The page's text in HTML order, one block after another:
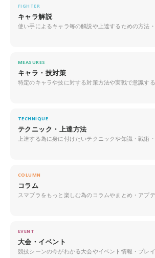
FIGHTER
キャラ解説
使い手によるキャラ毎の解説や上達するための方法
MEASURES
キャラ・技対策
特定のキャラや技に対する対策方法や実戦で意識す
TECHNIQUE
テクニック・上達方法
上達する為に身に付けたいテクニックや知識・戦術
COLUMN
コラム
スマブラをもっと楽しむ為のコラムやまとめ・アプ
EVENT
大会・イベント
競技シーンの今がわかる大会やイベント情報・プレ